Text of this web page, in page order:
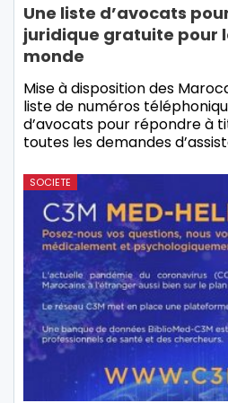
Une liste d’avocats
juridique gratuite pour
monde
Mise à disposition des
liste de numéros
d’avocats pour répondre à
toutes les demandes
SOCIETE